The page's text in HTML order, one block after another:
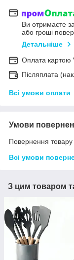
Ви отримаєте
або гроші
Детальніше
Оплата картою
Післяплата
Всі умови оплати
Умови
Повернення
Всі умови
З цим товаром